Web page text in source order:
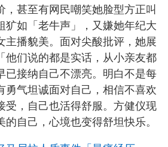
，甚至有网民嘲笑她脸型方正叫
犷如「老牛声」，又嫌她年纪大
主播貌美。面对尖酸批评，她展
他们说的都是实话，从小亲友都
已接纳自己不漂亮。明白不是每
勇气坦诚面对自己，相信不喜欢
受，自己也活得舒服。方健仪现
自己，心境也变得舒坦快乐。